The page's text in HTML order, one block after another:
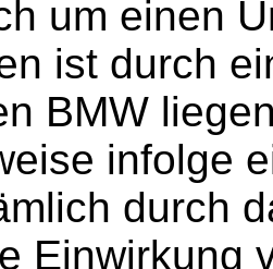
um einen
ist durch
BMW
infolge
durch
Einwirkung